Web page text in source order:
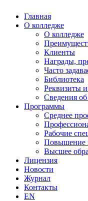
Главная
О колледже
О колледже
Клиенты
Награды,
Часто
Библиотека
Реквизиты
Сведения об
Программы
Среднее
Рабочие
Повышение
Высшее
Лицензия
Новости
Журнал
Контакты
EN